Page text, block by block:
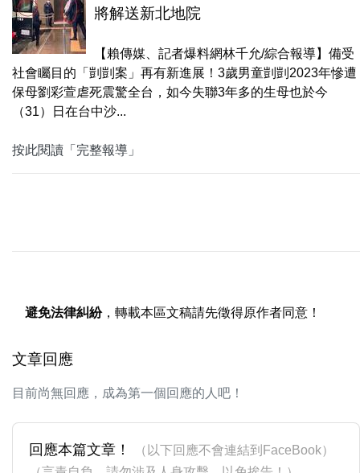
將解送新北地院
【賴傳媒、記者爆料網林千允/綜合報導】備受
社會矚目的「剴剴案」再有新進展！3歲男童剴剴2023年慘遭
保母劉彩萱虐死震驚全台，如今失聯3年多的生母也於今
（31）日在台中沙...
按此閱讀「完整報導」
避免法律糾紛，轉載本區文稿請先徵得原作者同意！
文章回應
目前尚無回應，成為第一個回應的人吧！
回應本篇文章！
（以下回應不會連結到FaceBook）